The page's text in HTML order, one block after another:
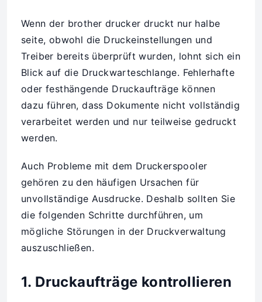
Wenn der brother drucker druckt nur halbe
seite, obwohl die Druckeinstellungen und
Treiber bereits überprüft wurden, lohnt sich ein
Blick auf die Druckwarteschlange. Fehlerhafte
oder festhängende Druckaufträge können
dazu führen, dass Dokumente nicht vollständig
verarbeitet werden und nur teilweise gedruckt
werden.
Auch Probleme mit dem Druckerspooler
gehören zu den häufigen Ursachen für
unvollständige Ausdrucke. Deshalb sollten Sie
die folgenden Schritte durchführen, um
mögliche Störungen in der Druckverwaltung
auszuschließen.
1. Druckaufträge kontrollieren